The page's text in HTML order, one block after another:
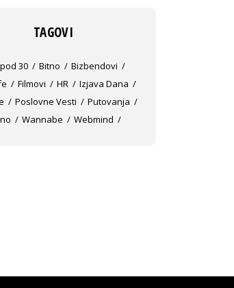
TAGOVI
30 Bitno
Bizbendovi
Filmovi HR
Izjava Dana
Poslovne Vesti
Putovanja
Wannabe Webmind